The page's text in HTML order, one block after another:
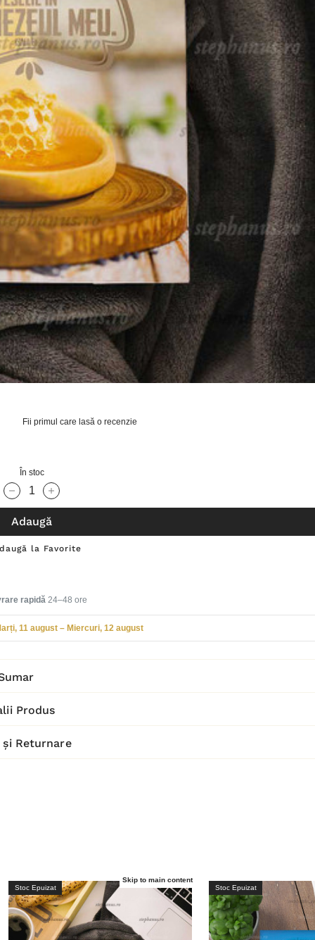
Skip to main content
Fii primul care lasă o recenzie
În stoc
Cantitate scăzută:
Cantitate Crescută:
Adaugă
la Favorite
rapidă 24–48 ore
11 august – Miercuri, 12 august
Produs
Returnare
Stoc Epuizat Stoc Epuizat